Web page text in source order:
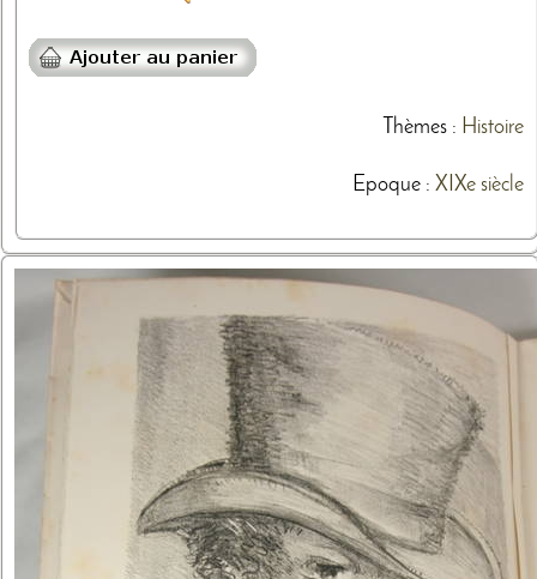
Thèmes: Histoire
Epoque : XIXe siècle